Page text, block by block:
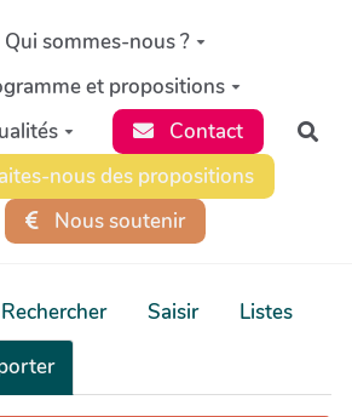
Qui sommes-nous ?
et propositions
Contact
nous des propositions
Nous soutenir
Rechercher Saisir
Listes